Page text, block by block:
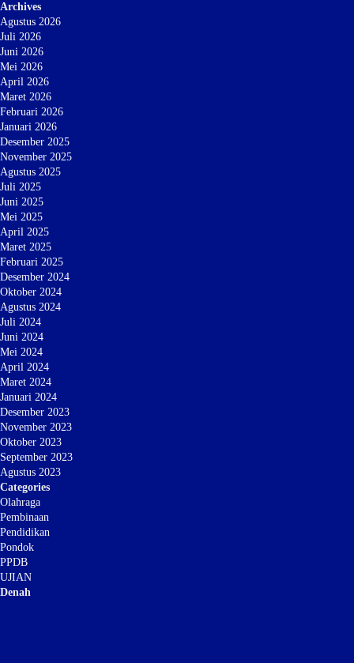
Archives
Agustus 2026
Juli 2026
Juni 2026
Mei 2026
April 2026
Maret 2026
Februari 2026
Januari 2026
Desember 2025
November 2025
Agustus 2025
Juli 2025
Juni 2025
Mei 2025
April 2025
Maret 2025
Februari 2025
Desember 2024
Oktober 2024
Agustus 2024
Juli 2024
Juni 2024
Mei 2024
April 2024
Maret 2024
Januari 2024
Desember 2023
November 2023
Oktober 2023
September 2023
Agustus 2023
Categories
Olahraga
Pembinaan
Pendidikan
Pondok
PPDB
UJIAN
Denah